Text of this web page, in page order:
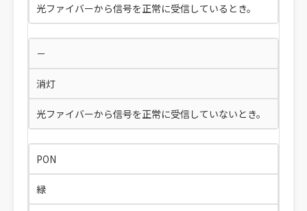
光ファイバーから信号を正常に受信しているとき。
－
消灯
光ファイバーから信号を正常に受信していないとき。
PON
緑